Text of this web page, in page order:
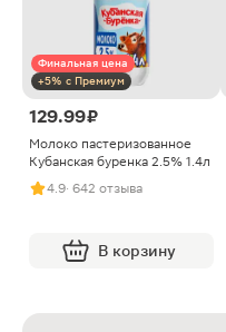
Финальная цена
+5% с Премиум
129.99 ₽
Молоко пастеризованное
Кубанская буренка 2.5% 1.4л
4.9· 642 отзыва
В корзину